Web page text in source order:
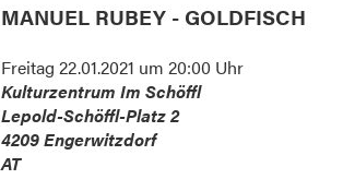
MANUEL RUBEY - GOLDFISCH
Freitag 22.01.2021 um 20:00 Uhr
Kulturzentrum Im Schöffl
Lepold-Schöffl-Platz 2
4209Engerwitzdorf
AT